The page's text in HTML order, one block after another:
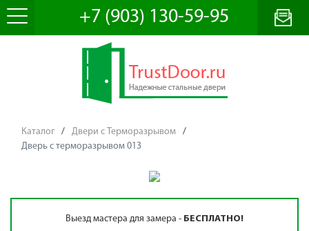
Каталог / Двери с Терморазрывом
/
Дверь с терморазрывом 013
Выезд мастера для замера - БЕСПЛАТНО!
+7 (903) 130-59-95